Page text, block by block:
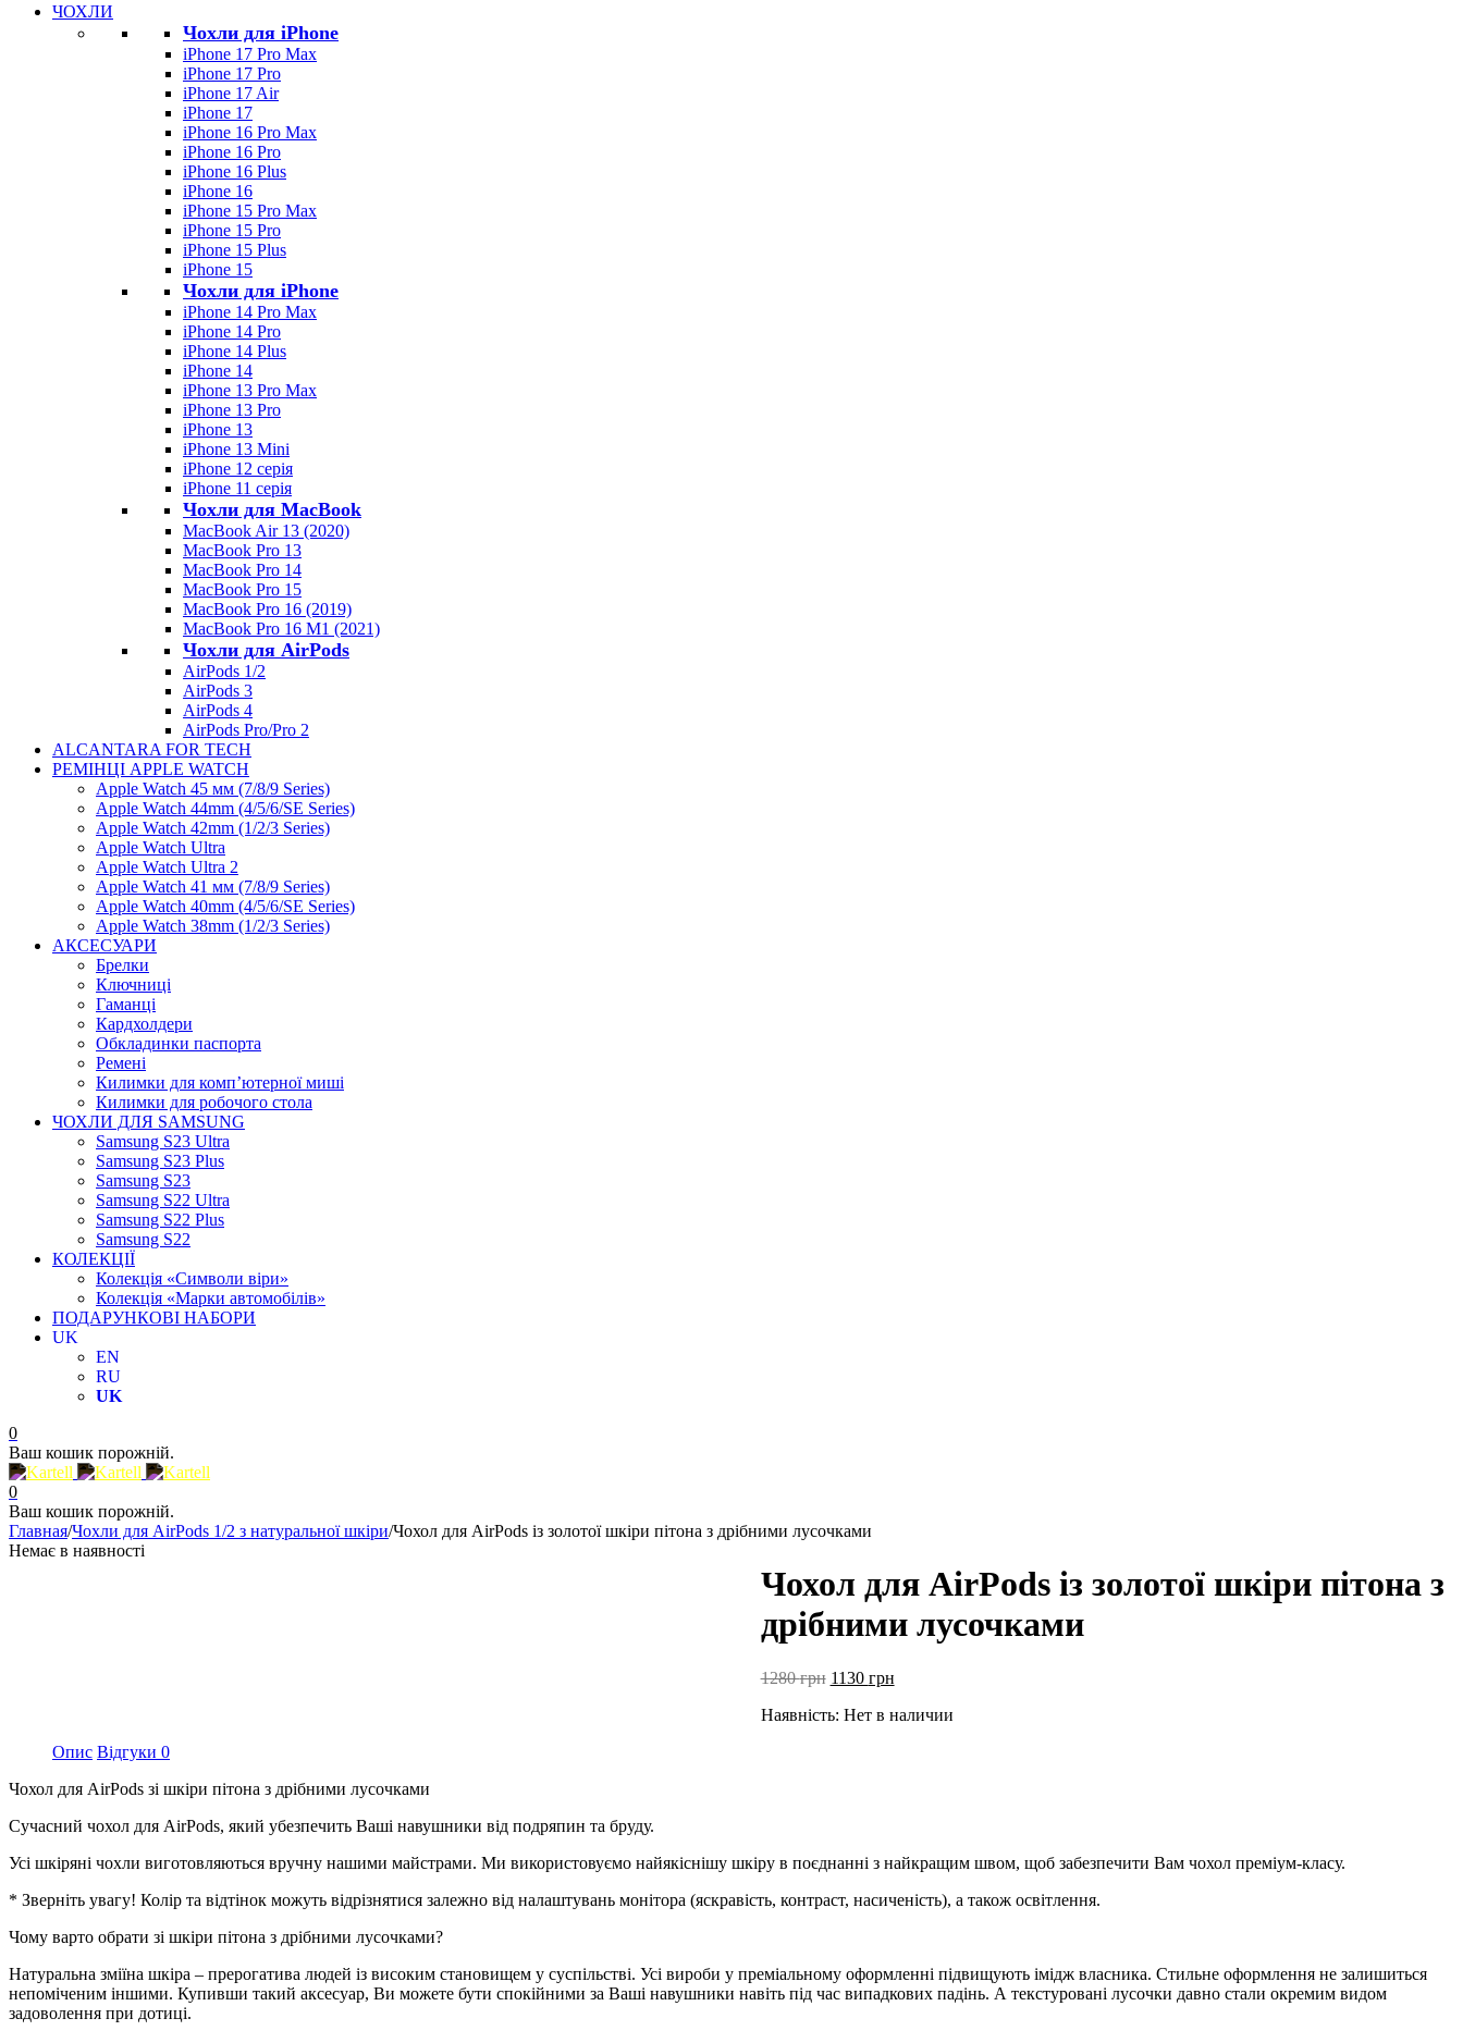
ЧОХЛИ
Чохли для iPhone
iPhone 17 Pro Max
iPhone 17 Pro
iPhone 17 Air
iPhone 17
iPhone 16 Pro Max
iPhone 16 Pro
iPhone 16 Plus
iPhone 16
iPhone 15 Pro Max
iPhone 15 Pro
iPhone 15 Plus
iPhone 15
Чохли для iPhone
iPhone 14 Pro Max
iPhone 14 Pro
iPhone 14 Plus
iPhone 14
iPhone 13 Pro Max
iPhone 13 Pro
iPhone 13
iPhone 13 Mini
iPhone 12 серія
iPhone 11 серія
Чохли для MacBook
MacBook Air 13 (2020)
MacBook Pro 13
MacBook Pro 14
MacBook Pro 15
MacBook Pro 16 (2019)
MacBook Pro 16 M1 (2021)
Чохли для AirPods
AirPods 1/2
AirPods 3
AirPods 4
AirPods Pro/Pro 2
ALCANTARA FOR TECH
РЕМІНЦІ APPLE WATCH
Apple Watch 45 мм (7/8/9 Series)
Apple Watch 44mm (4/5/6/SE Series)
Apple Watch 42mm (1/2/3 Series)
Apple Watch Ultra
Apple Watch Ultra 2
Apple Watch 41 мм (7/8/9 Series)
Apple Watch 40mm (4/5/6/SE Series)
Apple Watch 38mm (1/2/3 Series)
АКСЕСУАРИ
Брелки
Ключниці
Гаманці
Кардхолдери
Обкладинки паспорта
Ремені
Килимки для комп’ютерної миші
Килимки для робочого стола
ЧОХЛИ ДЛЯ SAMSUNG
Samsung S23 Ultra
Samsung S23 Plus
Samsung S23
Samsung S22 Ultra
Samsung S22 Plus
Samsung S22
КОЛЕКЦІЇ
Колекція «Символи віри»
Колекція «Марки автомобілів»
ПОДАРУНКОВІ НАБОРИ
UK
EN
RU
UK
0
Ваш кошик порожній.
0
Ваш кошик порожній.
Главная/Чохли для AirPods 1/2 з натуральної шкіри/Чохол для AirPods із золотої шкіри пітона з дрібними лусочками
Немає в наявності
Чохол для AirPods із золотої шкіри пітона з
дрібними лусочками
1280грн Первоначальная
составляла
1130 грнТекущая
1130 грн.
Наявність: Нет в наличии
Опис Відгуки 0
Чохол для AirPods зі шкіри пітона з дрібними лусочками
Сучасний чохол для AirPods, який убезпечить Ваші навушники від подряпин та бруду.
Усі шкіряні чохли виготовляються вручну нашими майстрами. Ми використовуємо найякіснішу шкіру в поєднанні з найкращим швом, щоб забезпечити Вам чохол преміум-класу.
* Зверніть увагу! Колір та відтінок можуть відрізнятися залежно від налаштувань монітора (яскравість, контраст, насиченість), а також освітлення.
Чому варто обрати зі шкіри пітона з дрібними лусочками?
Натуральна зміїна шкіра – прерогатива людей із високим становищем у суспільстві. Усі вироби у преміальному оформленні підвищують імідж власника. Стильне оформлення не залишиться
непоміченим іншими. Купивши такий аксесуар, Ви можете бути спокійними за Ваші навушники навіть під час випадкових падінь. А текстуровані лусочки давно стали окремим видом
задоволення при дотиці.